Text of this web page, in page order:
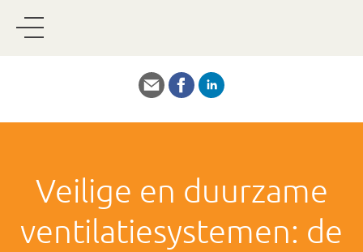
Veilige en duurzame
ventilatiesystemen: de